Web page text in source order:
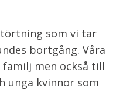
som vi tar
bortgång. Våra
men också till
unga kvinnor som